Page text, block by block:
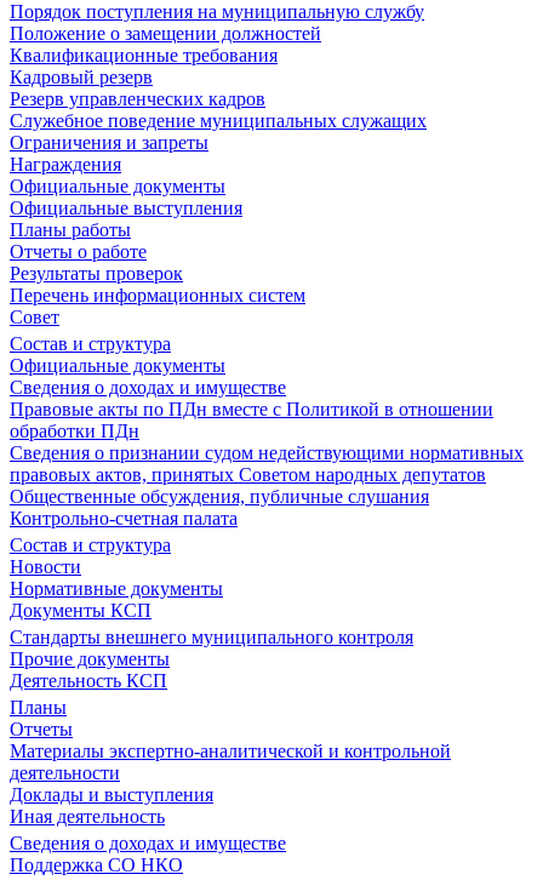
Порядок поступления на муниципальную службу
Положение о замещении должностей
Квалификационные требования
Кадровый резерв
Резерв управленческих кадров
Служебное поведение муниципальных служащих
Ограничения и запреты
Награждения
Официальные документы
Официальные выступления
Планы работы
Отчеты о работе
Результаты проверок
Перечень информационных систем
Совет
Состав и структура
Официальные документы
Сведения о доходах и имуществе
Правовые акты по ПДн вместе с Политикой в отношении
обработки ПДн
Сведения о признании судом недействующими нормативных
правовых актов, принятых Советом народных депутатов
Общественные обсуждения, публичные слушания
Контрольно-счетная палата
Состав и структура
Новости
Нормативные документы
Документы КСП
Стандарты внешнего муниципального контроля
Прочие документы
Деятельность КСП
Планы
Отчеты
Материалы экспертно-аналитической и контрольной
деятельности
Доклады и выступления
Иная деятельность
Сведения о доходах и имуществе
Поддержка СО НКО